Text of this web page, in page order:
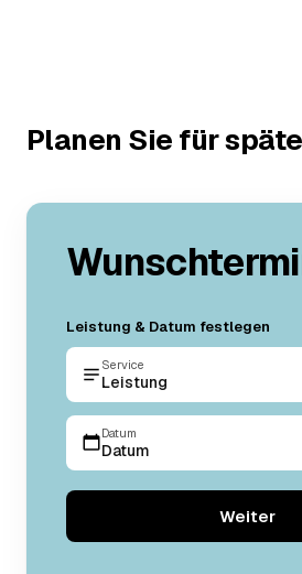
Planen Sie für
Leistung & Datum festlegen
Service
Leistung
Datum
Datum
Weiter